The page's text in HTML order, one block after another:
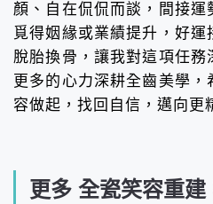
顏、自在侃侃而談，間接
覓得姻緣或業績提升，好
脫胎換骨，讓我對這項任
更多的心力深耕全齒美學
容做起，找回自信，邁向更
更多 全瓷笑容重建